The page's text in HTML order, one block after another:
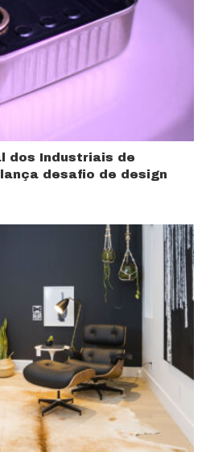
dos Industriais de
desafio de design